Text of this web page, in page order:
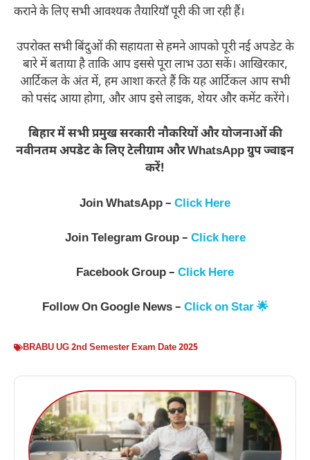
कराने के लिए सभी आवश्यक तैयारियाँ पूरी की जा रही हैं।
उपरोक्त सभी बिंदुओं की सहायता से हमने आपको पूरी नई अपडेट के
बारे में बताया है ताकि आप इससे पूरा लाभ उठा सकें। आखिरकार,
आर्टिकल के अंत में, हम आशा करते हैं कि यह आर्टिकल आप सभी
को पसंद आया होगा, और आप इसे लाइक, शेयर और कमेंट करेंगे।
बिहार में सभी प्रमुख सरकारी नौकरियों और योजनाओं की
नवीनतम अपडेट के लिए टेलीग्राम और WhatsApp ग्रुप ज्वाइन
करें!
Join WhatsApp – Click Here
Join Telegram Group – Click here
Facebook Group – Click Here
Follow On Google News – Click on Star 🌟
BRABU UG 2nd Semester Exam Date 2025